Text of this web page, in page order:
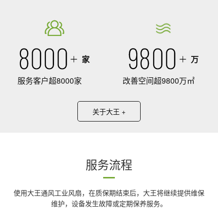
家
服务客户超8000家
万
改善空间超9800万㎡
关于大王 +
服务流程
使用大王通风工业风扇，在质保期结束后，大王将继续提供维保
维护，设备发生故障或定期保养服务。